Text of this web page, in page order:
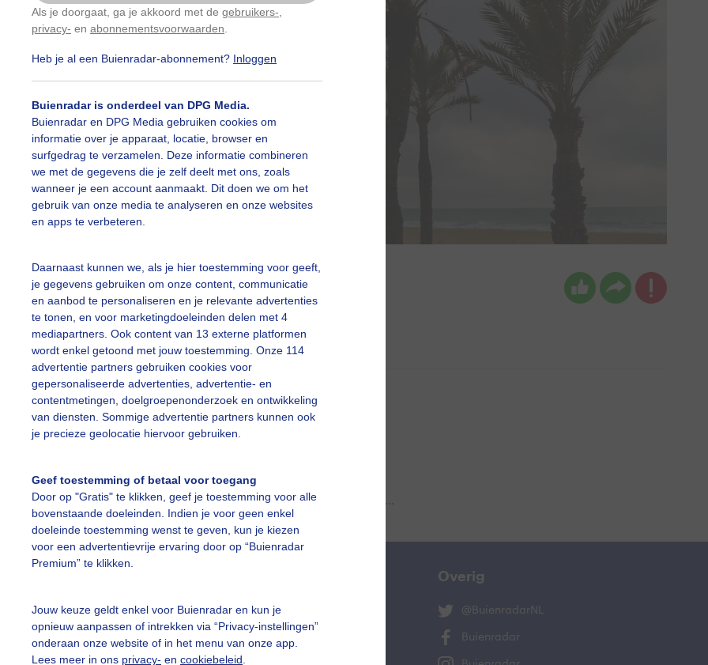
Als je doorgaat, ga je akkoord met de gebruikers-
privacy- en abonnementsvoorwaarden
Heb je al een Buienradar-abonnement? Inloggen
Buienradar is onderdeel van DPG Media.
Buienradar en DPG Media gebruiken cookies om
informatie over je apparaat, locatie, browser en
surfgedrag te verzamelen. Deze informatie combineren
we met de gegevens die je zelf deelt met ons, zoals
wanneer je een account aanmaakt. Dit doen we om het
gebruik van onze media te analyseren en onze websites
en apps te verbeteren.
Daarnaast kunnen we, als je hier toestemming voor geeft,
je gegevens gebruiken om onze content, communicatie
en aanbod te personaliseren en je relevante advertenties
te tonen, en voor marketingdoeleinden delen met 4
mediapartners. Ook content van 13 externe platformen
wordt enkel getoond met jouw toestemming. Onze 114
advertentie partners gebruiken cookies voor
gepersonaliseerde advertenties, advertentie- en
contentmetingen, doelgroepenonderzoek en ontwikkeling
van diensten. Sommige advertentie partners kunnen ook
je precieze geolocatie hiervoor gebruiken.
Geef toestemming of betaal voor toegang
Door op "Gratis" te klikken, geef je toestemming voor alle
bovenstaande doeleinden. Indien je voor geen enkel
doeleinde toestemming wenst te geven, kun je kiezen
voor een advertentievrije ervaring door op “Buienradar
Premium” te klikken.
Jouw keuze geldt enkel voor Buienradar en kun je
opnieuw aanpassen of intrekken via “Privacy-instellingen”
onderaan onze website of in het menu van onze app.
Lees meer in ons privacy- en cookiebeleid
ria brasser Gemaakt: 02-02-2026, 31x bekeken
Afentoefletszonnetje
slideshow
Een moment geduld aub...
vragen
De Bilt
Overig
@BuienradarNL
Buienradar
Gebruik je Safari en wil je niet elke dag deze pop-up
Klikhierom dit aan te passen